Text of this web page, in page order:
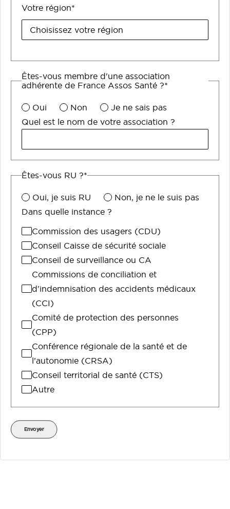
Votre région*
Êtes-vous membre d'une association
adhérente de France Assos Santé ?*
Oui Non
Je ne sais pas
Quel est le nom de votre association ?
Êtes-vous RU ?*
Oui, je suis RU
Non, je ne le suis pas
Dans quelle instance ?
Commission des usagers (CDU)
Conseil Caisse de sécurité sociale
Conseil de surveillance ou CA
Commissions de conciliation et
d'indemnisation des accidents médicaux
(CCI)
Comité de protection des personnes
(CPP)
Conférence régionale de la santé et de
l’autonomie (CRSA)
Conseil territorial de santé (CTS)
Autre
Envoyer